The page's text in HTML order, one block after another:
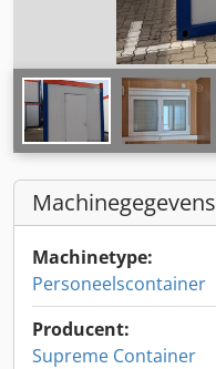
Machinegegevens
Machinetype:
Personeelscontainer
Producent:
Supreme Container